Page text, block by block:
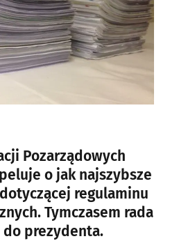
Pozarządowych
o jak najszybsze
regulaminu
Tymczasem rada
do prezydenta.